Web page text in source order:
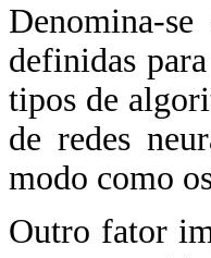
Denomina-
definidas
tipos de
de redes
modo como
Outro fator